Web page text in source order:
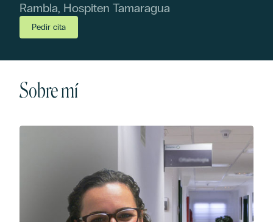
Rambla, Hospiten Tamaragua
Pedir cita
Sobre mí